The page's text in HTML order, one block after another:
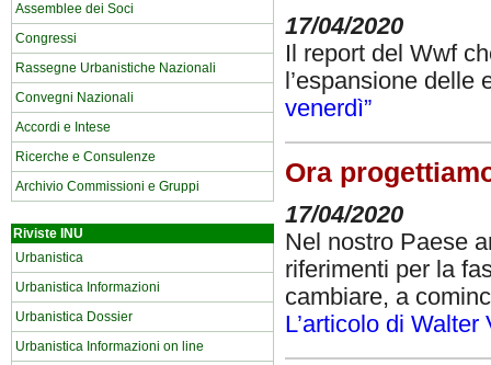
Assemblee dei Soci
Congressi
Rassegne Urbanistiche Nazionali
Convegni Nazionali
Accordi e Intese
Ricerche e Consulenze
Archivio Commissioni e Gruppi
Riviste INU
Urbanistica
Urbanistica Informazioni
Urbanistica Dossier
Urbanistica Informazioni on line
17/04/2020
Il report del Wwf
l’espansione delle
venerdì”
Ora
17/04/2020
Nel nostro Paese
riferimenti per la
cambiare, a
L’articolo di